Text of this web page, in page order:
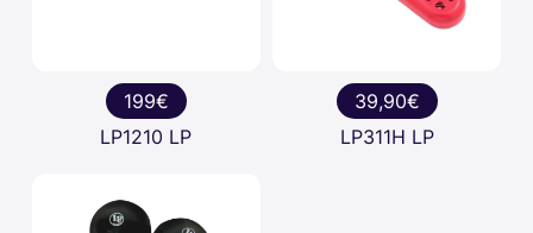
199€
LP1210 LP
39,90€
LP311H LP